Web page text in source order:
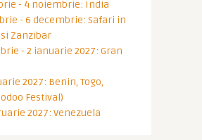
- 4 noiembrie: India
- 6 decembrie: Safari in
Zanzibar
- 2 ianuarie 2027: Gran
2027: Benin, Togo,
Festival)
2027: Venezuela